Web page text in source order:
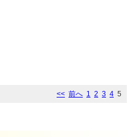
<< 前へ 1 2 3 4 5